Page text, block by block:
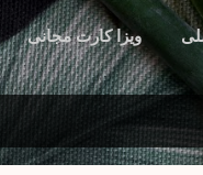
ویزا کارت مجانی